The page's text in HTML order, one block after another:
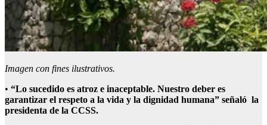
Imagen con fines ilustrativos.
• “Lo sucedido es atroz e inaceptable. Nuestro deber es
garantizar el respeto a la vida y la dignidad humana” señaló la
presidenta de la CCSS.